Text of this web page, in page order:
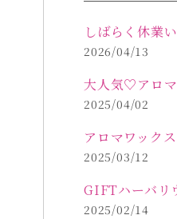
しばらく休業
2026/04/13
大人気♡アロ
2025/04/02
2025/03/12
2025/02/14